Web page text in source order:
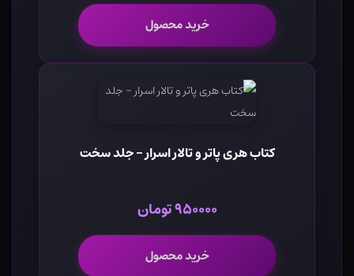
خرید محصول
کتاب هری پاتر و تالار اسرار - جلد سخت
۹۵۰۰۰۰ تومان
خرید محصول